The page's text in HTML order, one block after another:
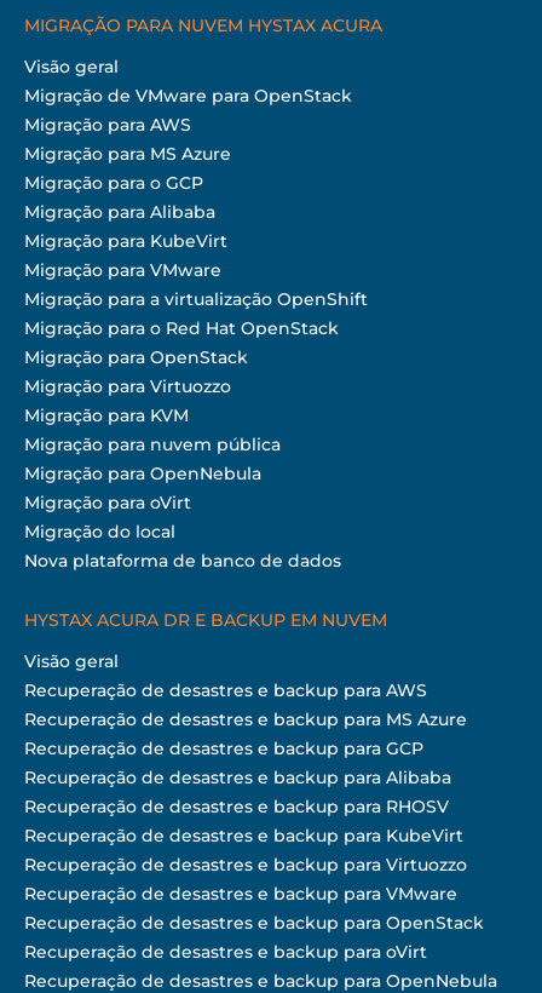
MIGRAÇÃO PARA NUVEM HYSTAX ACURA
Visão geral
Migração de VMware para OpenStack
Migração para AWS
Migração para MS Azure
Migração para o GCP
Migração para Alibaba
Migração para KubeVirt
Migração para VMware
Migração para a virtualização OpenShift
Migração para o Red Hat OpenStack
Migração para OpenStack
Migração para Virtuozzo
Migração para KVM
Migração para nuvem pública
Migração para OpenNebula
Migração para oVirt
Migração do local
Nova plataforma de banco de dados
HYSTAX ACURA DR E BACKUP EM NUVEM
Visão geral
Recuperação de desastres e backup para AWS
Recuperação de desastres e backup para MS Azure
Recuperação de desastres e backup para GCP
Recuperação de desastres e backup para Alibaba
Recuperação de desastres e backup para RHOSV
Recuperação de desastres e backup para KubeVirt
Recuperação de desastres e backup para Virtuozzo
Recuperação de desastres e backup para VMware
Recuperação de desastres e backup para OpenStack
Recuperação de desastres e backup para oVirt
Recuperação de desastres e backup para OpenNebula